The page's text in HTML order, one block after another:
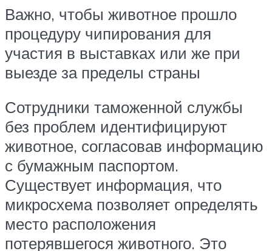
Важно, чтобы животное прошло
процедуру чипирования для
участия в выставках или же при
выезде за пределы страны
Сотрудники таможенной службы
без проблем идентифицируют
животное, согласовав информацию
с бумажным паспортом.
Существует информация, что
микросхема позволяет определять
место расположения
потерявшегося животного. Это